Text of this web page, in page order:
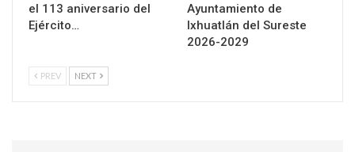
el 113 aniversario del
Ejército…
Ayuntamiento de
Ixhuatlán del Sureste
2026-2029
PREV NEXT